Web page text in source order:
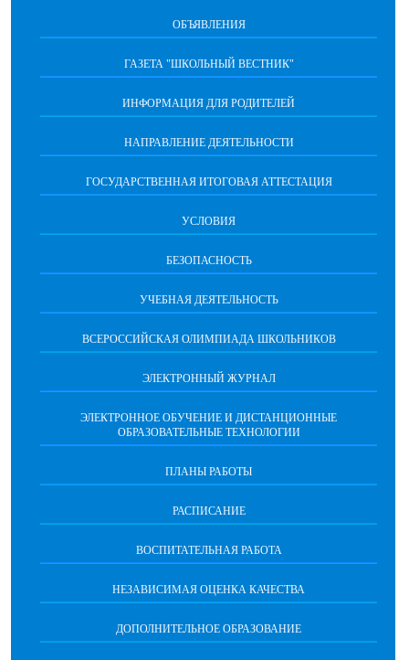
ОБЪЯВЛЕНИЯ
ГАЗЕТА "ШКОЛЬНЫЙ ВЕСТНИК"
ИНФОРМАЦИЯ ДЛЯ РОДИТЕЛЕЙ
НАПРАВЛЕНИЕ ДЕЯТЕЛЬНОСТИ
ГОСУДАРСТВЕННАЯ ИТОГОВАЯ АТТЕСТАЦИЯ
УСЛОВИЯ
БЕЗОПАСНОСТЬ
УЧЕБНАЯ ДЕЯТЕЛЬНОСТЬ
ВСЕРОССИЙСКАЯ ОЛИМПИАДА ШКОЛЬНИКОВ
ЭЛЕКТРОННЫЙ ЖУРНАЛ
ЭЛЕКТРОННОЕ ОБУЧЕНИЕ И ДИСТАНЦИОННЫЕ
ОБРАЗОВАТЕЛЬНЫЕ ТЕХНОЛОГИИ
ПЛАНЫ РАБОТЫ
РАСПИСАНИЕ
ВОСПИТАТЕЛЬНАЯ РАБОТА
НЕЗАВИСИМАЯ ОЦЕНКА КАЧЕСТВА
ДОПОЛНИТЕЛЬНОЕ ОБРАЗОВАНИЕ